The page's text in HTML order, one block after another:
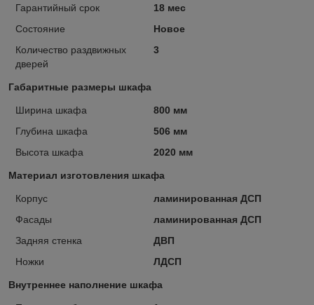
Гарантийный срок
18 мес
Состояние
Новое
Количество раздвижных
дверей
3
Габаритные размеры шкафа
Ширина шкафа
800 мм
Глубина шкафа
506 мм
Высота шкафа
2020 мм
Материал изготовления шкафа
Корпус
ламинированная ДСП
Фасады
ламинированная ДСП
Задняя стенка
ДВП
Ножки
ЛДСП
Внутреннее наполнение шкафа